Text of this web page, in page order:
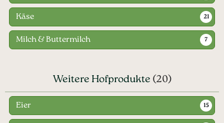
Käse 21
Milch & Buttermilch 7
Weitere Hofprodukte (20)
Eier 15